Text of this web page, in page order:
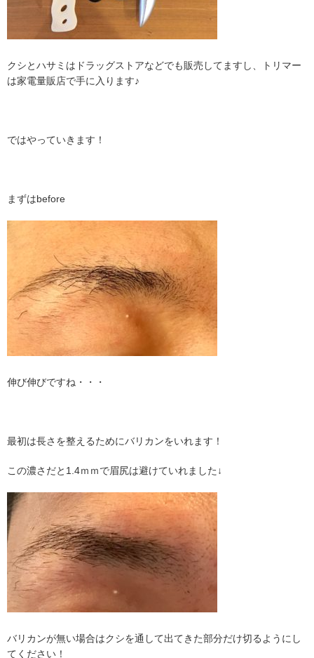
クシとハサミはドラッグストアなどでも販売してますし、トリマー
は家電量販店で手に入ります♪
ではやっていきます！
まずはbefore
伸び伸びですね・・・
最初は長さを整えるためにバリカンをいれます！
この濃さだと1.4ｍｍで眉尻は避けていれました↓
バリカンが無い場合はクシを通して出てきた部分だけ切るようにし
てください！